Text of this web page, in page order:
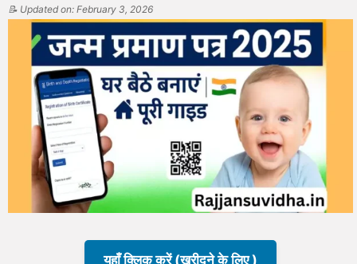
📝 Updated on: February 3, 2026
यहाँ क्लिक करें (खरीदने के लिए )